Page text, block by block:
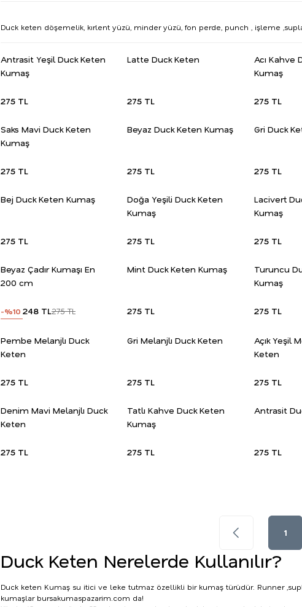
Duck keten döşemelik, kırlent yüzü, minder yüzü, fon perde, punch , işleme
Antrasit Yeşil Duck Keten
Kumaş
275 TL
Latte Duck Keten
275 TL
Acı Kahve
Kumaş
275 TL
Saks Mavi Duck Keten
Kumaş
275 TL
Beyaz Duck Keten Kumaş
275 TL
Gri Duck
275 TL
Bej Duck Keten Kumaş
275 TL
Doğa Yeşili Duck Keten
Kumaş
275 TL
Lacivert
Kumaş
275 TL
Beyaz Çadır Kumaşı En
200 cm
-%10 248 TL275 TL
Mint Duck Keten Kumaş
275 TL
Turuncu
Kumaş
275 TL
Pembe Melanjlı Duck
Keten
275 TL
Gri Melanjlı Duck Keten
275 TL
Açık Yeşil
Keten
275 TL
Denim Mavi Melanjlı Duck
Keten
275 TL
Tatlı Kahve Duck Keten
Kumaş
275 TL
Antrasit
275 TL
1
Duck Keten Nerelerde Kullanılır?
Duck keten Kumaş su itici ve leke tutmaz özellikli bir kumaş türüdür. Runner
kumaşlar bursakumaspazarim.com da!